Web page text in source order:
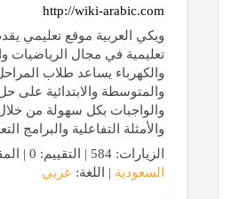
http://wiki-arabic.com
ويكي العربية موقع تعليمي
تعليمية في مجال الرياضيات
والكهرباء يساعد طلاب المراحل
والمتوسطة والابتدائية على
والواجبات بكل سهولة من
والأمثلة التفاعلية والبرامج
الزيارات: 584 | التقييم: 0 | المقيّمين: 0 | الدولة:
السعودية | اللغة: عربي